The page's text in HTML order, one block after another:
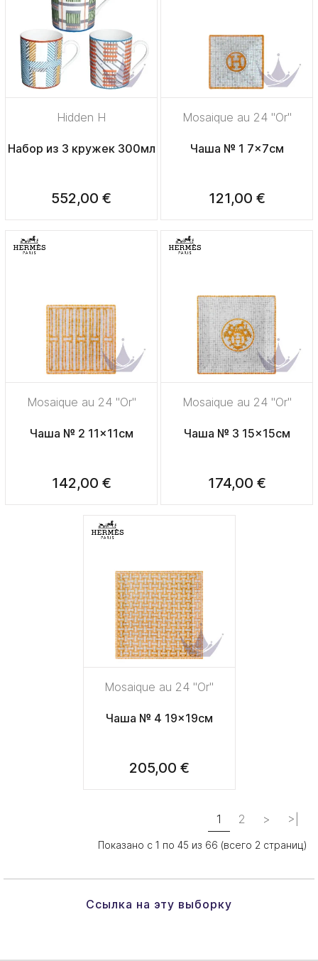
Hidden H
Набор из 3 кружек 300мл
552,00 €
Mosaique au 24 "Or"
Чаша № 1 7x7см
121,00 €
Mosaique au 24 "Or"
Чаша № 2 11x11см
142,00 €
Mosaique au 24 "Or"
Чаша № 3 15x15см
174,00 €
Mosaique au 24 "Or"
Чаша № 4 19x19см
205,00 €
1 2 > >|
Показано с 1 по 45 из 66 (всего 2 страниц)
Ссылка на эту выборку